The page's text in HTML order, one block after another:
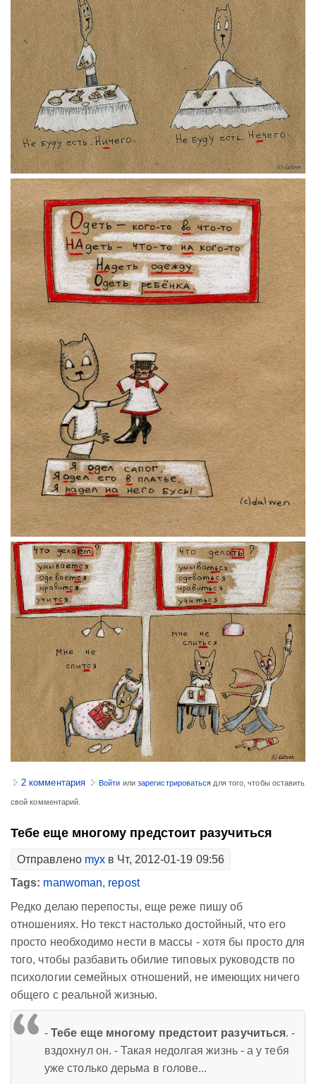
2 комментария Войти или зарегистрироваться для того, чтобы оставить
свой комментарий.
Тебе еще многому предстоит разучиться
Отправлено myx в Чт, 2012-01-19 09:56
Tags: manwoman, repost
Редко делаю перепосты, еще реже пишу об
отношениях. Но текст настолько достойный, что его
просто необходимо нести в массы - хотя бы просто для
того, чтобы разбавить обилие типовых руководств по
психологии семейных отношений, не имеющих ничего
общего с реальной жизнью.
-Тебе еще многому предстоит разучиться. -
вздохнул он. - Такая недолгая жизнь - а у тебя
уже столько дерьма в голове...